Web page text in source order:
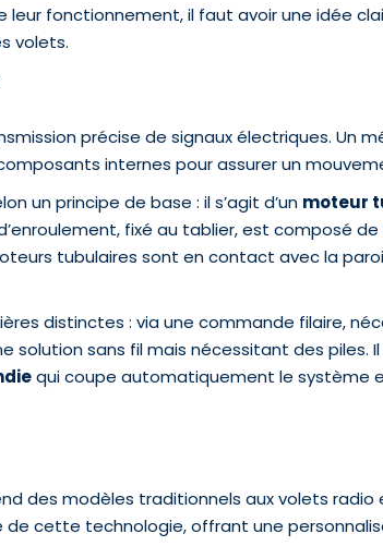
fonctionnement, il faut avoir une idée
volets.
précise de signaux électriques. Un
internes pour assurer un
un principe de base : il s’agit d’un moteur
fixé au tablier, est composé
tubulaires sont en contact avec la
distinctes : via une commande filaire,
solution sans fil mais nécessitant des piles.
qui coupe automatiquement le système
des modèles traditionnels aux volets radio
cette technologie, offrant une